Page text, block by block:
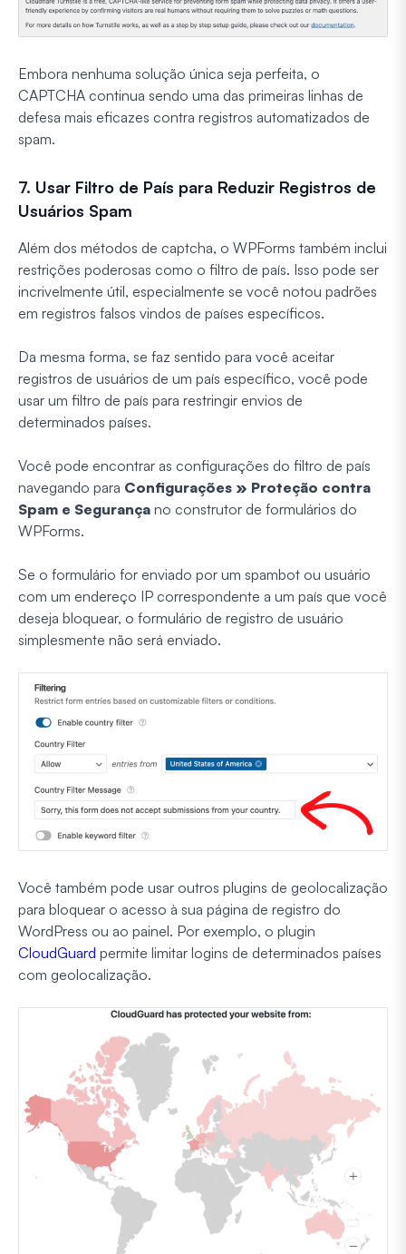
Embora nenhuma solução única seja perfeita, o
CAPTCHA continua sendo uma das primeiras linhas de
defesa mais eficazes contra registros automatizados de
spam.
7. Usar Filtro de País para Reduzir Registros de
Usuários Spam
Além dos métodos de captcha, o WPForms também inclui
restrições poderosas como o filtro de país. Isso pode ser
incrivelmente útil, especialmente se você notou padrões
em registros falsos vindos de países específicos.
Da mesma forma, se faz sentido para você aceitar
registros de usuários de um país específico, você pode
usar um filtro de país para restringir envios de
determinados países.
Você pode encontrar as configurações do filtro de país
navegando para Configurações » Proteção contra
Spam e Segurança no construtor de formulários do
WPForms.
Se o formulário for enviado por um spambot ou usuário
com um endereço IP correspondente a um país que você
deseja bloquear, o formulário de registro de usuário
simplesmente não será enviado.
Você também pode usar outros plugins de geolocalização
para bloquear o acesso à sua página de registro do
WordPress ou ao painel. Por exemplo, o plugin
CloudGuard permite limitar logins de determinados países
com geolocalização.